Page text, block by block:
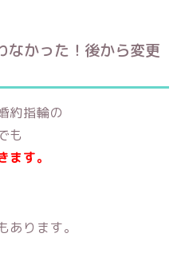
なかった！後から変更
約指輪の
も
す。
ります。